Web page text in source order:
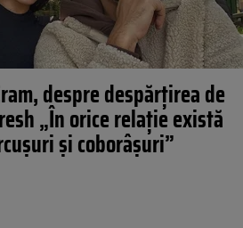
despre despărțirea de
„În orice relație există
și coborâșuri”